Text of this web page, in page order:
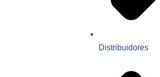
Distribuidores